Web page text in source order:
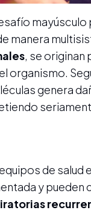
mayúsculo
manera
, se originan
organismo.
genera
de salud
y